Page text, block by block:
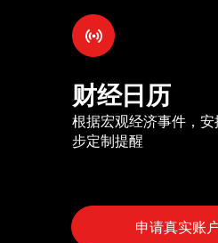
财经日历
根据宏观经济事件，
步定制提醒